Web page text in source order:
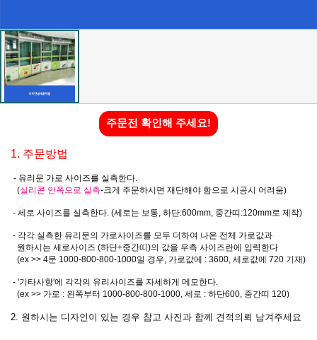
주문전 확인해 주세요!
1. 주문방법
- 유리문 가로 사이즈를 실측한다.
(실리콘 안쪽으로 실측-크게 주문하시면 재단해야 함으로 시공시 어려움)
- 세로 사이즈를 실측한다. (세로는 보통, 하단:600mm, 중간띠:120mm로 제작)
- 각각 실측한 유리문의 가로사이즈를 모두 더하여 나온 전체 가로값과
원하시는 세로사이즈 (하단+중간띠)의 값을 우측 사이즈란에 입력한다
(ex >> 4문 1000-800-800-1000일 경우, 가로값에 : 3600, 세로값에 720 기재)
- '기타사항'에 각각의 유리사이즈를 자세하게 메모한다.
(ex >> 가로 : 왼쪽부터 1000-800-800-1000, 세로 : 하단600, 중간띠 120)
2. 원하시는 디자인이 있는 경우 참고 사진과 함께 견적의뢰 남겨주세요